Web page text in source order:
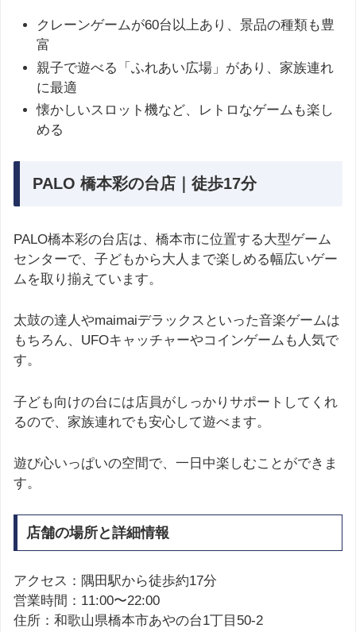
クレーンゲームが60台以上あり、景品の種類も豊
富
親子で遊べる「ふれあい広場」があり、家族連れ
に最適
懐かしいスロット機など、レトロなゲームも楽し
める
PALO 橋本彩の台店｜徒歩17分
PALO橋本彩の台店は、橋本市に位置する大型ゲーム
センターで、子どもから大人まで楽しめる幅広いゲー
ムを取り揃えています。
太鼓の達人やmaimaiデラックスといった音楽ゲームは
もちろん、UFOキャッチャーやコインゲームも人気で
す。
子ども向けの台には店員がしっかりサポートしてくれ
るので、家族連れでも安心して遊べます。
遊び心いっぱいの空間で、一日中楽しむことができま
す。
店舗の場所と詳細情報
アクセス：隅田駅から徒歩約17分
営業時間：11:00〜22:00
住所：和歌山県橋本市あやの台1丁目50-2